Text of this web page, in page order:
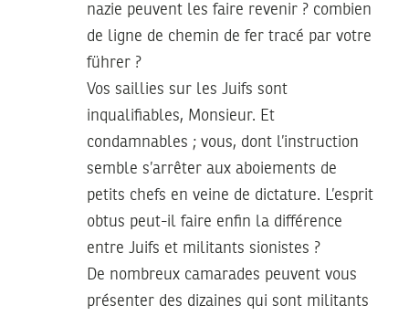
nazie peuvent les faire revenir ? combien
de ligne de chemin de fer tracé par votre
führer ?
Vos saillies sur les Juifs sont
inqualifiables, Monsieur. Et
condamnables ; vous, dont l’instruction
semble s’arrêter aux aboiements de
petits chefs en veine de dictature. L’esprit
obtus peut-il faire enfin la différence
entre Juifs et militants sionistes ?
De nombreux camarades peuvent vous
présenter des dizaines qui sont militants